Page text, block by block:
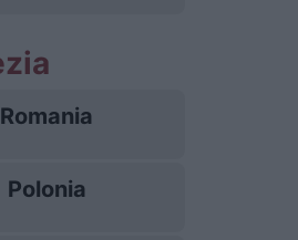
Romania
Polonia